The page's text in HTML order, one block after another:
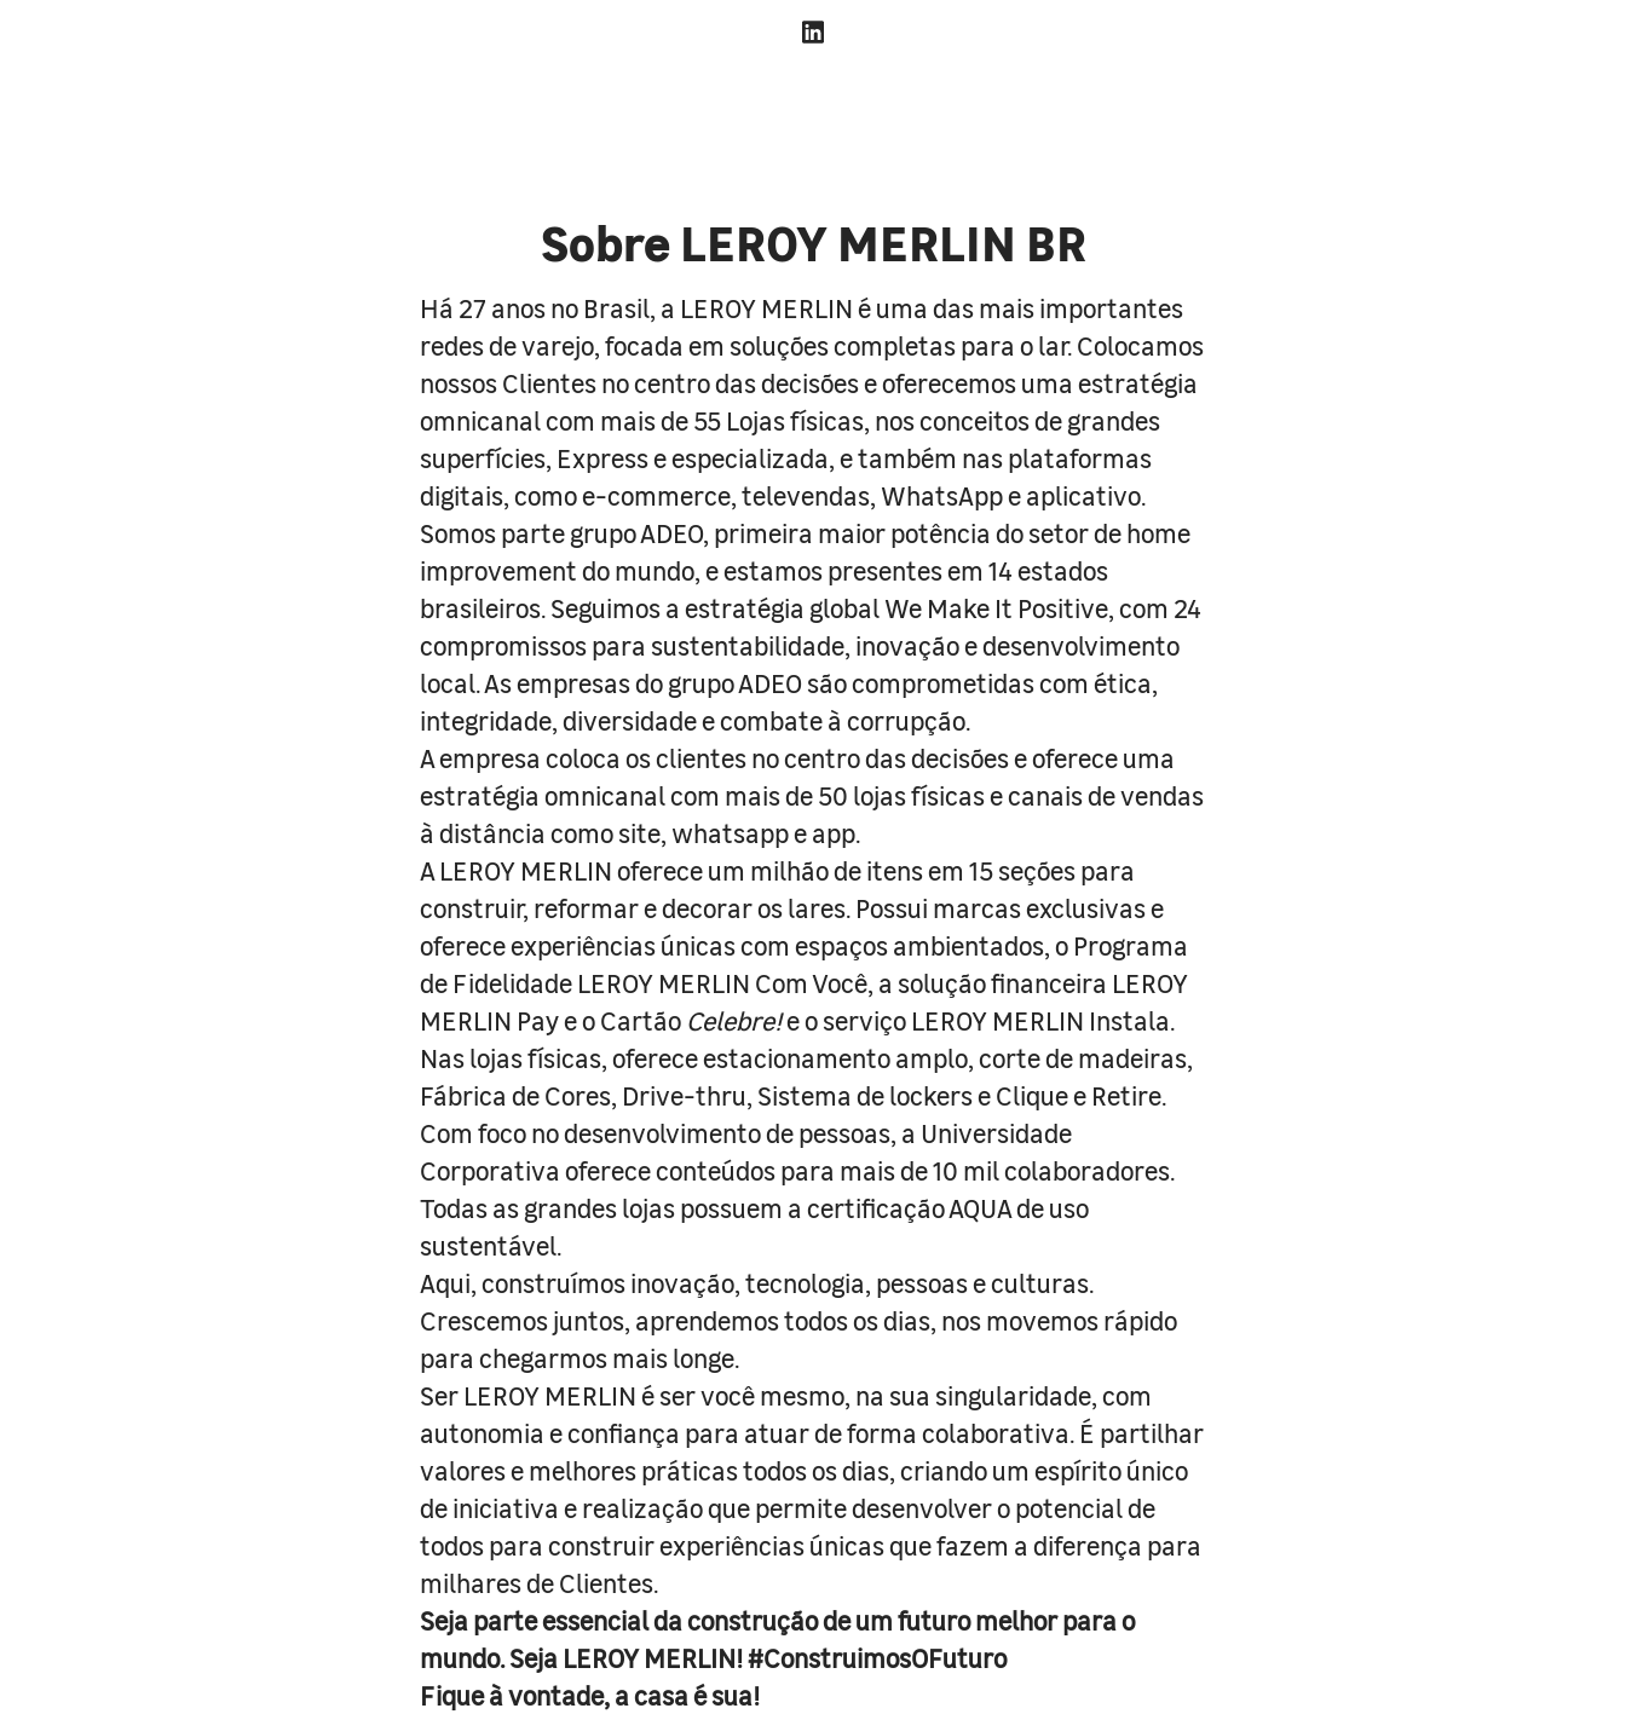
Sobre LEROY MERLIN BR
Há 27 anos no Brasil, a LEROY MERLIN é uma das mais importantes
redes de varejo, focada em soluções completas para o lar. Colocamos
nossos Clientes no centro das decisões e oferecemos uma estratégia
omnicanal com mais de 55 Lojas físicas, nos conceitos de grandes
superfícies, Express e especializada, e também nas plataformas
digitais, como e-commerce, televendas, WhatsApp e aplicativo.
Somos parte grupo ADEO, primeira maior potência do setor de home
improvement do mundo, e estamos presentes em 14 estados
brasileiros. Seguimos a estratégia global We Make It Positive, com 24
compromissos para sustentabilidade, inovação e desenvolvimento
local. As empresas do grupo ADEO são comprometidas com ética,
integridade, diversidade e combate à corrupção.
A empresa coloca os clientes no centro das decisões e oferece uma
estratégia omnicanal com mais de 50 lojas físicas e canais de vendas
à distância como site, whatsapp e app.
A LEROY MERLIN oferece um milhão de itens em 15 seções para
construir, reformar e decorar os lares. Possui marcas exclusivas e
oferece experiências únicas com espaços ambientados, o Programa
de Fidelidade LEROY MERLIN Com Você, a solução financeira LEROY
MERLIN Pay e o Cartão Celebre!e o serviço LEROY MERLIN Instala.
Nas lojas físicas, oferece estacionamento amplo, corte de madeiras,
Fábrica de Cores, Drive-thru, Sistema de lockers e Clique e Retire.
Com foco no desenvolvimento de pessoas, a Universidade
Corporativa oferece conteúdos para mais de 10 mil colaboradores.
Todas as grandes lojas possuem a certificação AQUA de uso
sustentável.
Aqui, construímos inovação, tecnologia, pessoas e culturas.
Crescemos juntos, aprendemos todos os dias, nos movemos rápido
para chegarmos mais longe.
Ser LEROY MERLIN é ser você mesmo, na sua singularidade, com
autonomia e confiança para atuar de forma colaborativa. É partilhar
valores e melhores práticas todos os dias, criando um espírito único
de iniciativa e realização que permite desenvolver o potencial de
todos para construir experiências únicas que fazem a diferença para
milhares de Clientes.
Seja parte essencial da construção de um futuro melhor para o
mundo. Seja LEROY MERLIN! #ConstruimosOFuturo
Fique à vontade, a casa é sua!